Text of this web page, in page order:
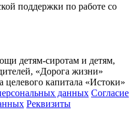
поддержки по работе со
детям-сиротам и детям,
«Дорога жизни»
капитала «Истоки»
данных Согласие
Реквизиты